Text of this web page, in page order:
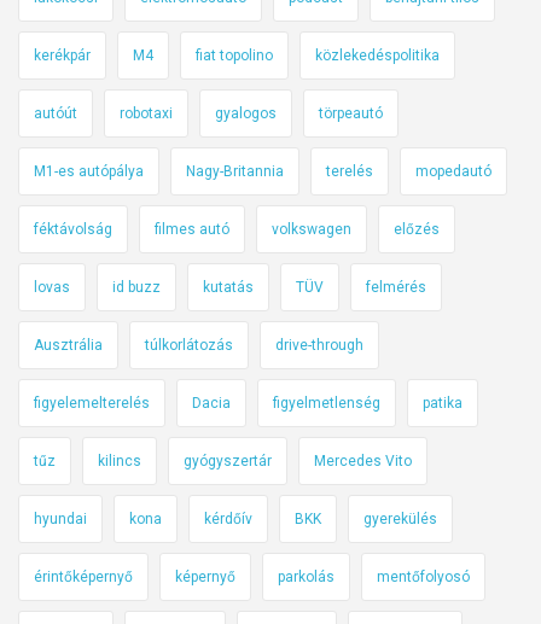
kerékpár M4 fiat topolino közlekedéspolitika
autóút robotaxi gyalogos törpeautó
M1-es autópálya Nagy-Britannia terelés mopedautó
féktávolság filmes autó volkswagen előzés
lovas id buzz kutatás TÜV felmérés
Ausztrália túlkorlátozás drive-through
figyelemelterelés Dacia figyelmetlenség patika
tűz kilincs gyógyszertár Mercedes Vito
hyundai kona kérdőív BKK gyerekülés
érintőképernyő képernyő parkolás mentőfolyosó